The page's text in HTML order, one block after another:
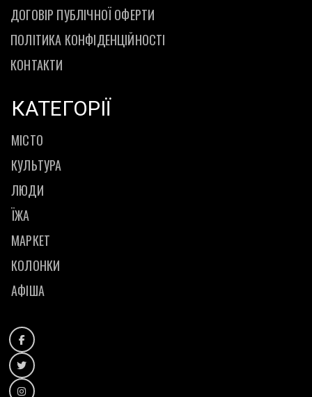
ДОГОВІР ПУБЛІЧНОЇ ОФЕРТИ
ПОЛІТИКА КОНФІДЕНЦІЙНОСТІ
КОНТАКТИ
КАТЕГОРІЇ
МІСТО
КУЛЬТУРА
ЛЮДИ
ЇЖА
МАРКЕТ
КОЛОНКИ
АФІША